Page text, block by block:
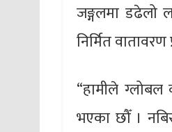
जङ्गलमा डढेलो
निर्मित
“हामीले ग्लोबल
भएका छौँ ।